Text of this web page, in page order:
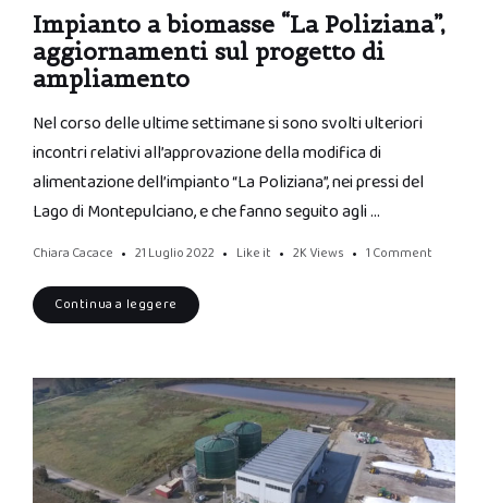
Impianto a biomasse “La Poliziana”,
aggiornamenti sul progetto di
ampliamento
Nel corso delle ultime settimane si sono svolti ulteriori
incontri relativi all’approvazione della modifica di
alimentazione dell’impianto “La Poliziana”, nei pressi del
Lago di Montepulciano, e che fanno seguito agli …
Chiara Cacace 21 Luglio 2022 Like it 2K Views 1 Comment
Continua a leggere